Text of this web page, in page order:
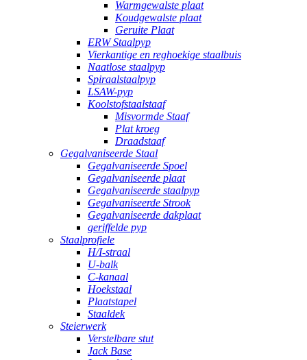
Warmgewalste plaat
Koudgewalste plaat
Geruite Plaat
ERW Staalpyp
Vierkantige en reghoekige staalbuis
Naatlose staalpyp
Spiraalstaalpyp
LSAW-pyp
Koolstofstaalstaaf
Misvormde Staaf
Plat kroeg
Draadstaaf
Gegalvaniseerde Staal
Gegalvaniseerde Spoel
Gegalvaniseerde plaat
Gegalvaniseerde staalpyp
Gegalvaniseerde Strook
Gegalvaniseerde dakplaat
geriffelde pyp
Staalprofiele
H/I-straal
U-balk
C-kanaal
Hoekstaal
Plaatstapel
Staaldek
Steierwerk
Verstelbare stut
Jack Base